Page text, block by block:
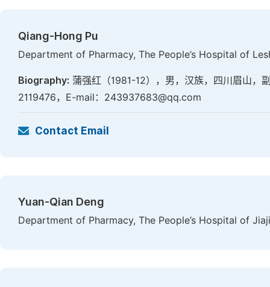
Qiang-Hong Pu
Department of Pharmacy, The People’s Hospital of
Biography: 蒲强红（1981-12），男，汉族，四川眉山，
2119476，E-mail：243937683@qq.com
Contact Email
Yuan-Qian Deng
Department of Pharmacy, The People’s Hospital of